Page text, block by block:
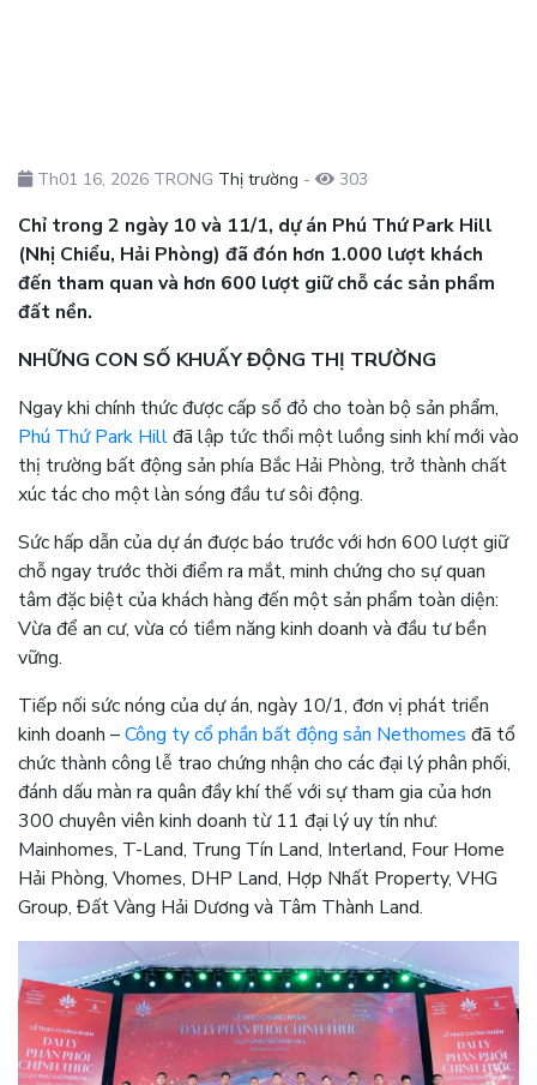
Th01 16, 2026 TRONG Thị trường - 303
Chỉ trong 2 ngày 10 và 11/1, dự án Phú Thứ Park Hill
(Nhị Chiểu, Hải Phòng) đã đón hơn 1.000 lượt khách
đến tham quan và hơn 600 lượt giữ chỗ các sản phẩm
đất nền.
NHỮNG CON SỐ KHUẤY ĐỘNG THỊ TRƯỜNG
Ngay khi chính thức được cấp sổ đỏ cho toàn bộ sản phẩm,
Phú Thứ Park Hillđã lập tức thổi một luồng sinh khí mới vào
thị trường bất động sản phía Bắc Hải Phòng, trở thành chất
xúc tác cho một làn sóng đầu tư sôi động.
Sức hấp dẫn của dự án được báo trước với hơn 600 lượt giữ
chỗ ngay trước thời điểm ra mắt, minh chứng cho sự quan
tâm đặc biệt của khách hàng đến một sản phẩm toàn diện:
Vừa để an cư, vừa có tiềm năng kinh doanh và đầu tư bền
vững.
Tiếp nối sức nóng của dự án, ngày 10/1, đơn vị phát triển
kinh doanh –Công ty cổ phần bất động sản Nethomes đã tổ
chức thành công lễ trao chứng nhận cho các đại lý phân phối,
đánh dấu màn ra quân đầy khí thế với sự tham gia của hơn
300 chuyên viên kinh doanh từ 11 đại lý uy tín như:
Mainhomes, T-Land, Trung Tín Land, Interland, Four Home
Hải Phòng, Vhomes, DHP Land, Hợp Nhất Property, VHG
Group, Đất Vàng Hải Dương và Tâm Thành Land.